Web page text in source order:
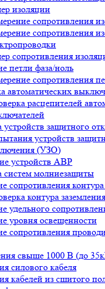
изоляции
сопротивления
сопротивления
сопротивления
петли фаза/ноль
сопротивления
автоматических
расцепителей
устройств защитного
устройств
(УЗО)
устройств АВР
систем молниезащиты
сопротивления контура
контура заземления
удельного
уровня освещенности
сопротивления
свыше 1000 В (до
силового кабеля
кабелей из сшитого